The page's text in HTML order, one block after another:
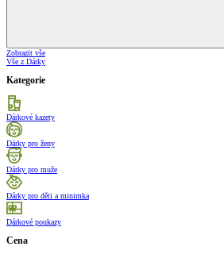
Zobrazit vše
Vše z Dárky
Kategorie
Dárkové kazety
Dárky pro ženy
Dárky pro muže
Dárky pro děti a minimka
Dárkové poukazy
Cena